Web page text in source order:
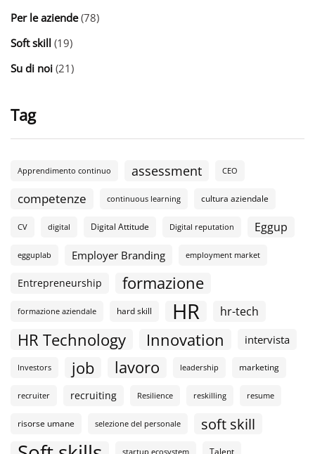
Per le aziende(78)
Soft skill (19)
Su di noi (21)
Tag
Apprendimento continuo assessment CEO
competenze continuous learning cultura aziendale
CV digital Digital Attitude Digital reputation Eggup
egguplab Employer Branding employment market
Entrepreneurship formazione
formazione aziendale hard skill HR hr-tech
HR Technology Innovation intervista
Investors job lavoro leadership marketing
recruiter recruiting Resilience reskilling resume
risorse umane selezione del personale soft skill
startup ecosystem Talent